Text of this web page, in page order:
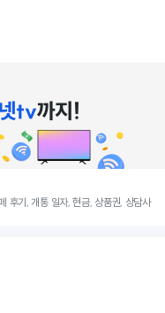
기, 개통 일자, 현금, 상품권, 상담사